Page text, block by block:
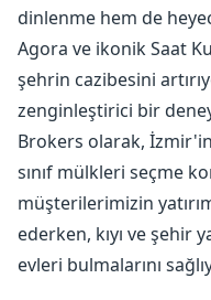
dinlenme hem de
Agora ve ikonik Saat
şehrin cazibesini
zenginleştirici bir
Brokers olarak,
sınıf mülkleri seçme
müşterilerimizin
ederken, kıyı ve şehir
evleri bulmalarını